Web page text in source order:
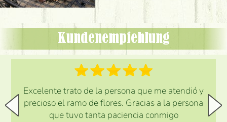
Kundenempfehlung
Excelente trato de la persona que me atendió y
precioso el ramo de flores. Gracias a la persona
que tuvo tanta paciencia conmigo